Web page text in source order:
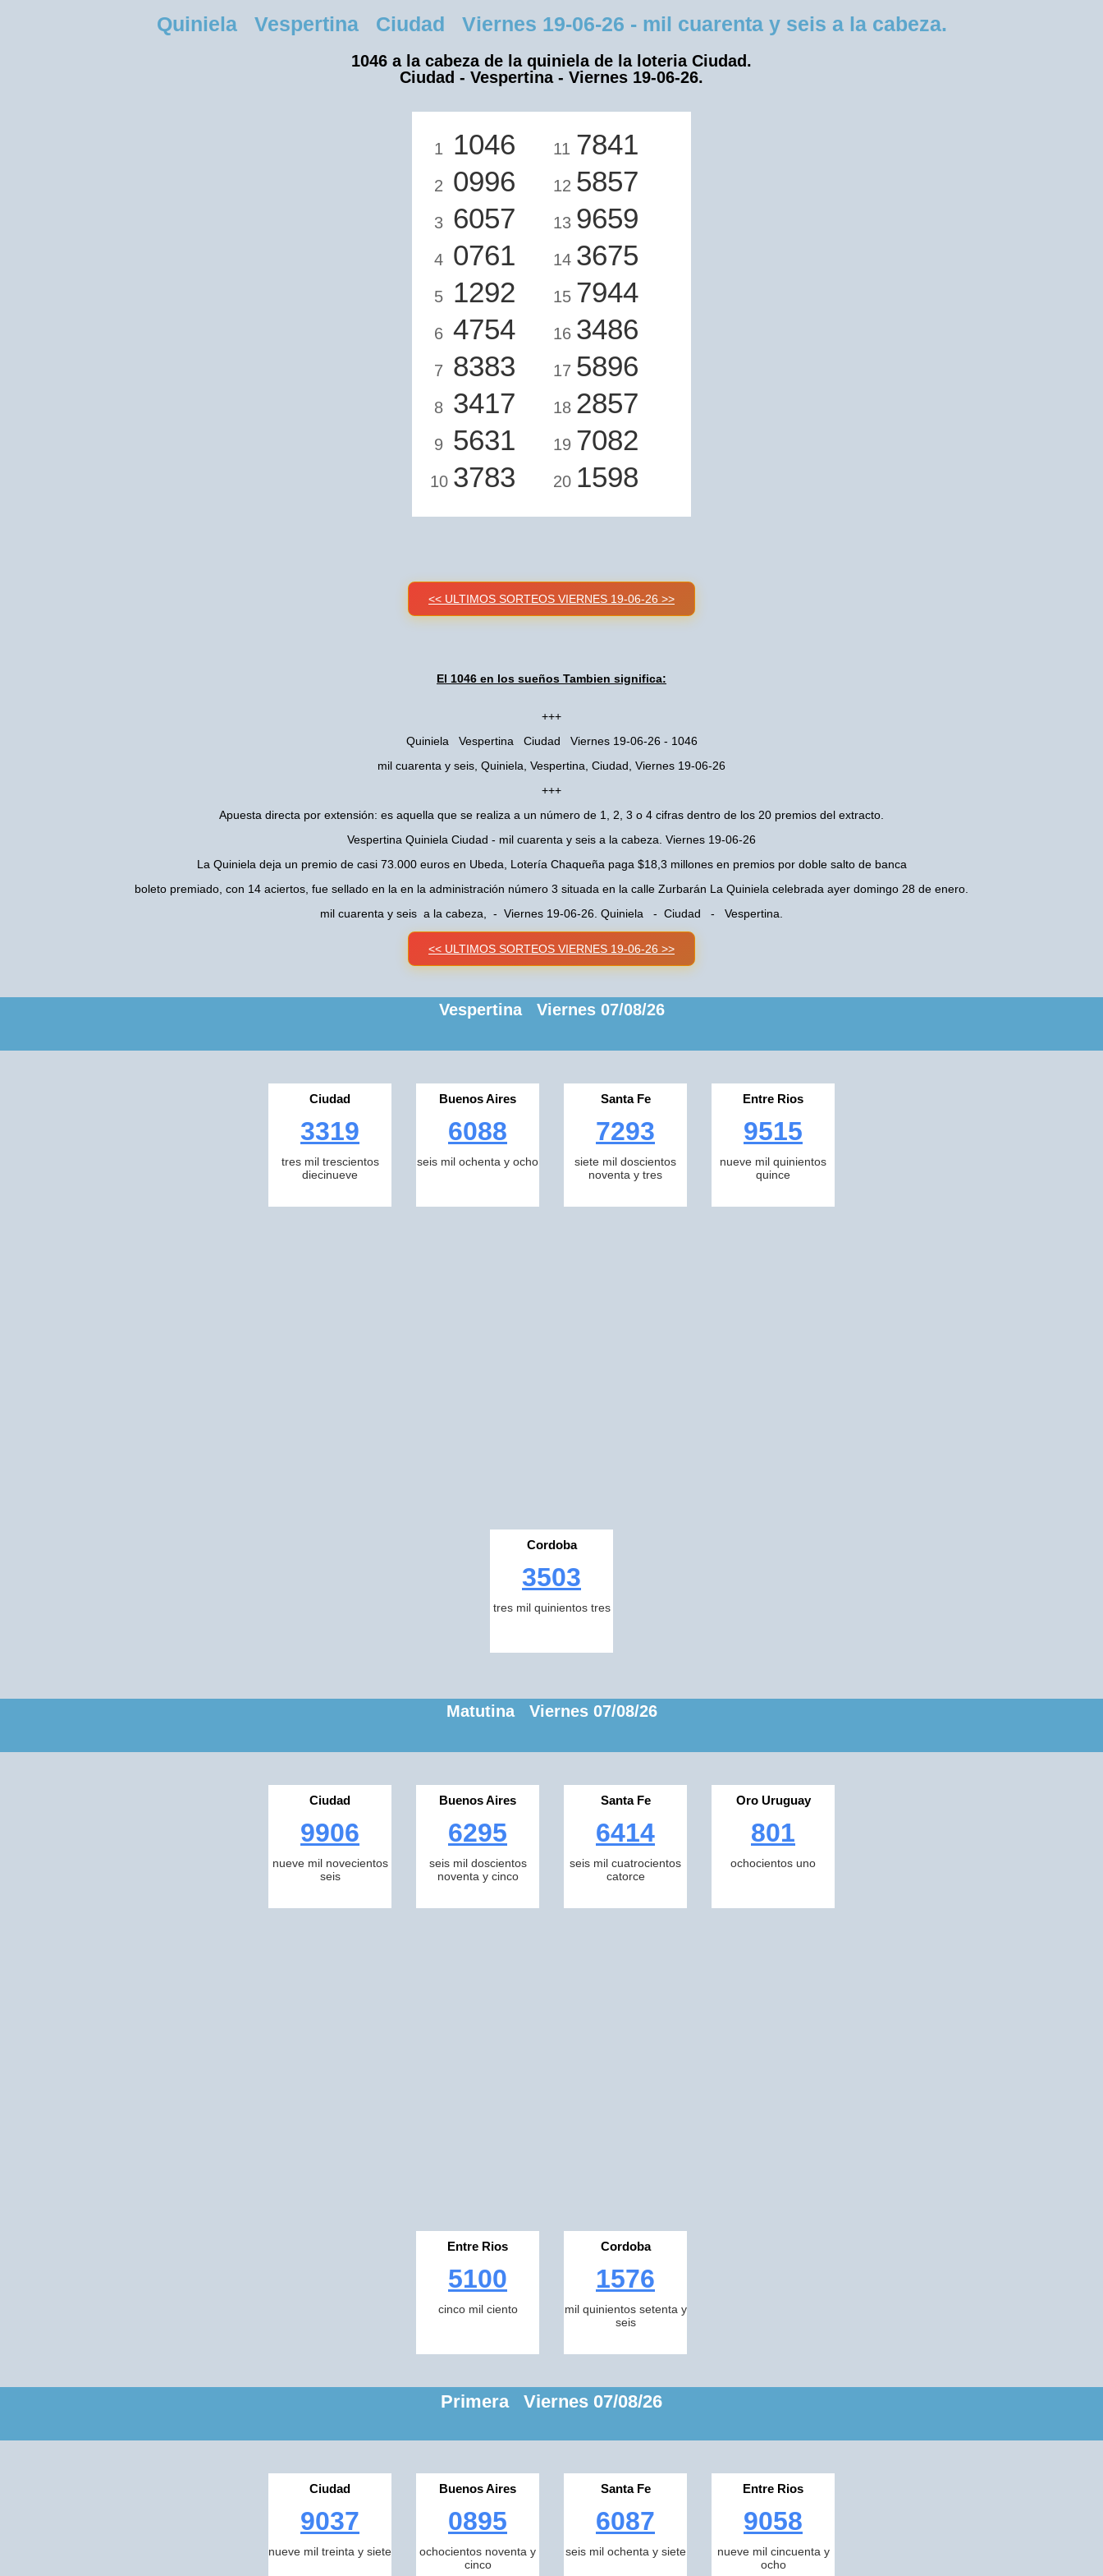
Quiniela Vespertina Ciudad Viernes 19-06-26 - mil cuarenta y seis a la cabeza.
1046 a la cabeza de la quiniela de la loteria Ciudad.
Ciudad - Vespertina - Viernes 19-06-26.
1 1046
2 0996
3 6057
4 0761
5 1292
6 4754
7 8383
8 3417
9 5631
10 3783
11 7841
12 5857
13 9659
14 3675
15 7944
16 3486
17 5896
18 2857
19 7082
20 1598
<< ULTIMOS SORTEOS VIERNES 19-06-26 >>
El 1046 en los sueños Tambien significa:
+++
Quiniela Vespertina Ciudad Viernes 19-06-26 - 1046
mil cuarenta y seis, Quiniela, Vespertina, Ciudad, Viernes 19-06-26
+++
Apuesta directa por extensión: es aquella que se realiza a un número de 1, 2, 3 o 4 cifras dentro de los 20 premios del extracto.
Vespertina Quiniela Ciudad - mil cuarenta y seis a la cabeza. Viernes 19-06-26
La Quiniela deja un premio de casi 73.000 euros en Ubeda, Lotería Chaqueña paga $18,3 millones en premios por doble salto de banca
boleto premiado, con 14 aciertos, fue sellado en la en la administración número 3 situada en la calle Zurbarán La Quiniela celebrada ayer domingo 28 de enero.
mil cuarenta y seis a la cabeza, - Viernes 19-06-26. Quiniela - Ciudad - Vespertina.
<< ULTIMOS SORTEOS VIERNES 19-06-26 >>
Vespertina Viernes 07/08/26
Ciudad
3319
tres mil trescientos
diecinueve
Buenos Aires
6088
seis mil ochenta y ocho
Santa Fe
7293
siete mil doscientos
noventa y tres
Entre Rios
9515
nueve mil quinientos
quince
Cordoba
3503
tres mil quinientos tres
Matutina Viernes 07/08/26
Ciudad
9906
nueve mil novecientos
seis
Buenos Aires
6295
seis mil doscientos
noventa y cinco
Santa Fe
6414
seis mil cuatrocientos
catorce
Oro Uruguay
801
ochocientos uno
Entre Rios
5100
cinco mil ciento
Cordoba
1576
mil quinientos setenta y
seis
Primera Viernes 07/08/26
Ciudad
9037
nueve mil treinta y siete
Buenos Aires
0895
ochocientos noventa y
cinco
Santa Fe
6087
seis mil ochenta y siete
Entre Rios
9058
nueve mil cincuenta y
ocho